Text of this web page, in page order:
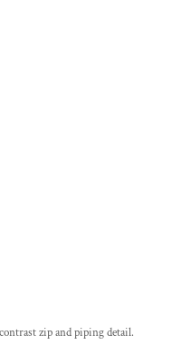
zip and piping detail.